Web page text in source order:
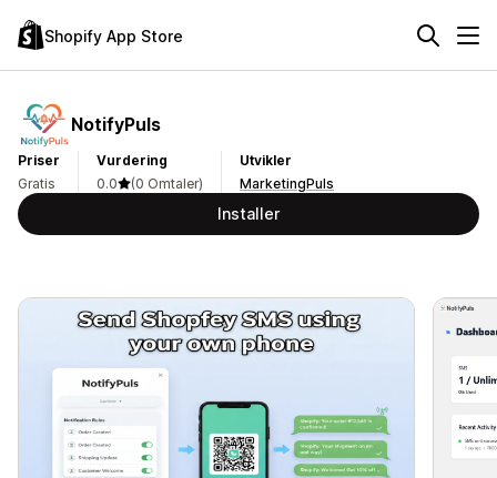
Shopify App Store
NotifyPuls
Priser
Gratis
Vurdering
0.0
(0 Omtaler)
Utvikler
MarketingPuls
Installer